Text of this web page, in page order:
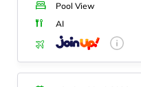
Pool View
AI